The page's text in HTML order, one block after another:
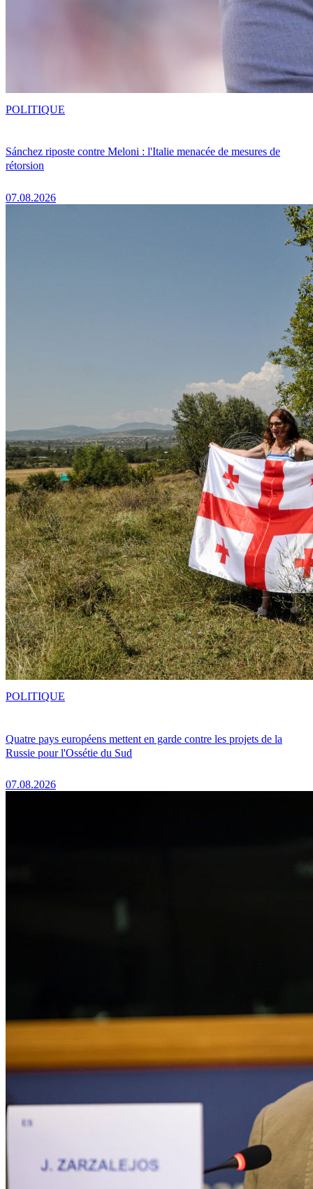
Sánchez riposte contre Meloni : l'Italie menacée de mesures de
rétorsion
07.08.2026
POLITIQUE
Quatre pays européens mettent en garde contre les projets de la
Russie pour l'Ossétie du Sud
07.08.2026
POLITIQUE